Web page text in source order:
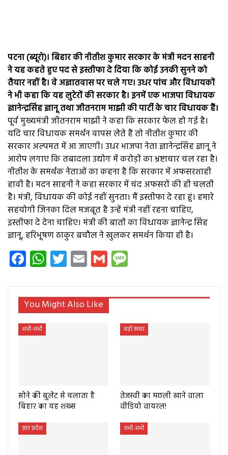
पटना (ब्यूरो)। बिहार की नीतीश कुमार सरकार के मंत्री मदन साहनी
ने यह कहते हुए पद से इस्तीफा दे दिया कि कोई उनकी सुनने को
तैयार नहीं है। वे अज्ञातवास पर चले गए। उधर पांच और विधायकों
ने भी कहा कि यह लुटेरों की सरकार है। इनमें एक भाजपा विधायक
ज्ञानेन्द्रसिंह ज्ञानू तथा जीतनराम माझी की पार्टी के चार विधायक हैं।
पूर्व मुख्यमंत्री जीतनराम माझी ने कहा कि सरकार फेल हो गई है।
यदि चार विधायक समर्थन वापस लेते हैं तो नीतीश कुमार की
सरकार अल्पमत में आ जाएगी। उधर भाजपा नेता ज्ञानेन्द्रसिंह ज्ञानू ने
आरोप लगाए कि तबादला उद्योग में करोड़ों का भ्रष्टाचार चल रहा है।
नीतीश के समर्थक नेताओं का कहना है कि सरकार में अफसरशाही
हावी है। मदन साहनी ने कहा सरकार में चंद अफसरों की ही चलती
है। मंत्री, विधायक की कोई नहीं सुनता। मैं इस्तीफा दे रहा हूं। हमारे
सहयोगी जिनका दिल मजबूत है उन्हें मंत्री नहीं रहना चाहिए,
इस्तीफा दे देना चाहिए। मंत्री की बातों का विधायक ज्ञानेन्द्र सिंह
ज्ञानू, हरिभूषण ठाकुर बचौल ने खुलकर समर्थन किया ही है।
Facebook
WhatsApp
Twitter
EmailGmail
You Might Also Like
अभी-अभी
सोने की बुलेट से चलाता है
बिहार का यह शख्स
बड़ी खबर
तेजस्वी का मछली खाने वाला
वीडियो वायरल!
उत्तर प्रदेश अभी-अभी